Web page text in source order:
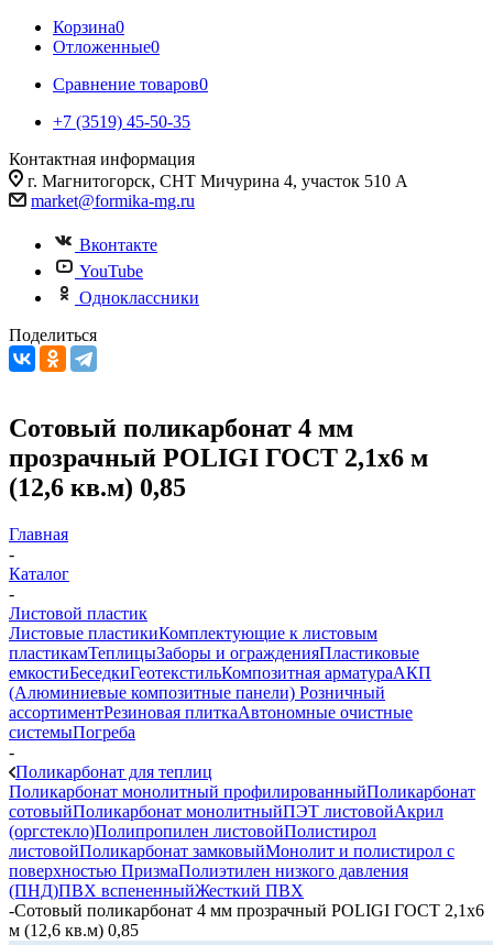
Корзина0
Отложенные0
Сравнение товаров0
+7 (3519) 45-50-35
Контактная информация
г. Магнитогорск, СНТ Мичурина 4, участок 510 А
market@formika-mg.ru
Вконтакте
YouTube
Одноклассники
Поделиться
Сотовый поликарбонат 4 мм
прозрачный POLIGI ГОСТ 2,1х6 м
(12,6 кв.м) 0,85
Главная
-
Каталог
-
Листовой пластик
Листовые пластикиКомплектующие к листовым
пластикамТеплицыЗаборы и огражденияПластиковые
емкостиБеседкиГеотекстильКомпозитная арматураАКП
(Алюминиевые композитные панели) Розничный
ассортиментРезиновая плиткаАвтономные очистные
системыПогреба
-
Поликарбонат для теплиц
Поликарбонат монолитный профилированныйПоликарбонат
сотовыйПоликарбонат монолитныйПЭТ листовойАкрил
(оргстекло)Полипропилен листовойПолистирол
листовойПоликарбонат замковыйМонолит и полистирол с
поверхностью ПризмаПолиэтилен низкого давления
(ПНД)ПВХ вспененныйЖесткий ПВХ
-Сотовый поликарбонат 4 мм прозрачный POLIGI ГОСТ 2,1х6
м (12,6 кв.м) 0,85